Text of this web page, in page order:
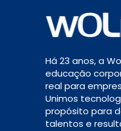
Há 23 anos, a
educação
real para
Unimos
propósito para
talentos e